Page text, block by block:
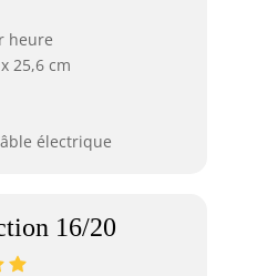
heure
25,6 cm
électrique
16/20